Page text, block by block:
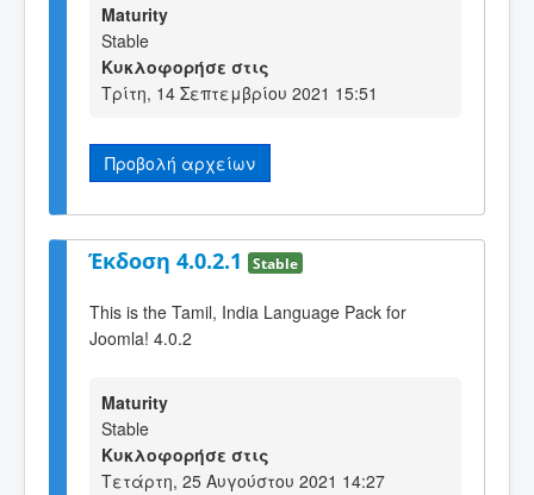
Maturity
Stable
Κυκλοφορήσε στις
Τρίτη, 14 Σεπτεμβρίου 2021 15:51
Προβολή αρχείων
Έκδοση 4.0.2.1 Stable
This is the Tamil, India Language Pack for
Joomla! 4.0.2
Maturity
Stable
Κυκλοφορήσε στις
Τετάρτη, 25 Αυγούστου 2021 14:27